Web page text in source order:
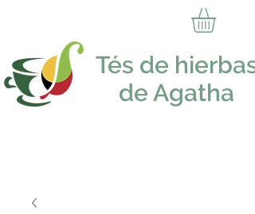
Tés de hierbas
de Agatha